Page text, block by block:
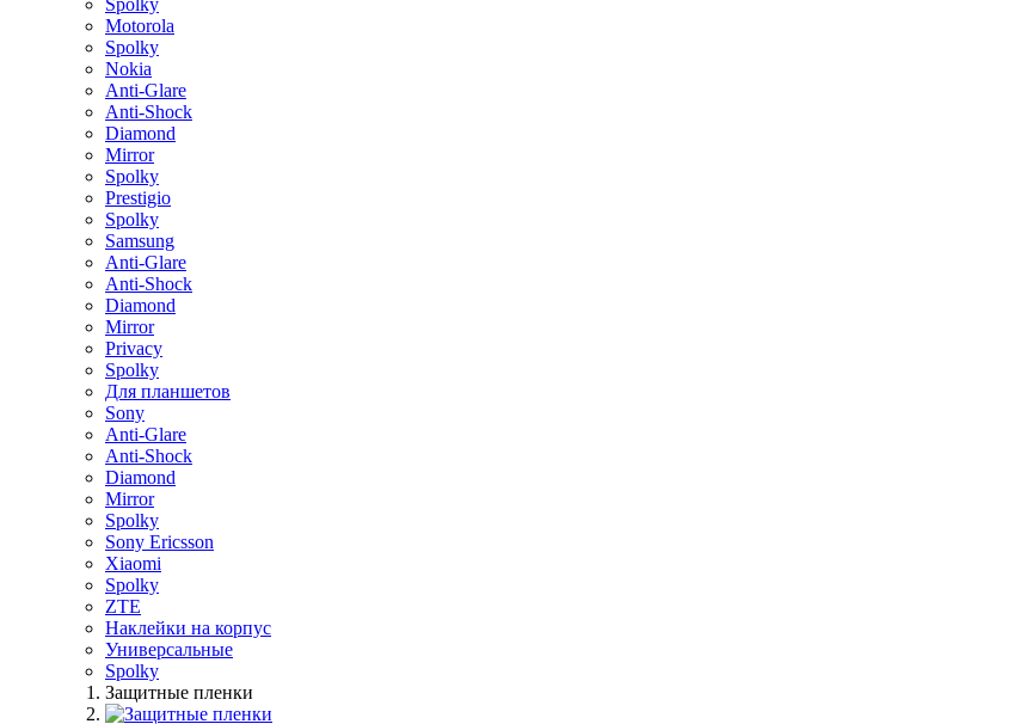
Spolky
Motorola
Spolky
Nokia
Anti-Glare
Anti-Shock
Diamond
Mirror
Spolky
Prestigio
Spolky
Samsung
Anti-Glare
Anti-Shock
Diamond
Mirror
Privacy
Spolky
Для планшетов
Sony
Anti-Glare
Anti-Shock
Diamond
Mirror
Spolky
Sony Ericsson
Xiaomi
Spolky
ZTE
Наклейки на корпус
Универсальные
Spolky
Защитные пленки